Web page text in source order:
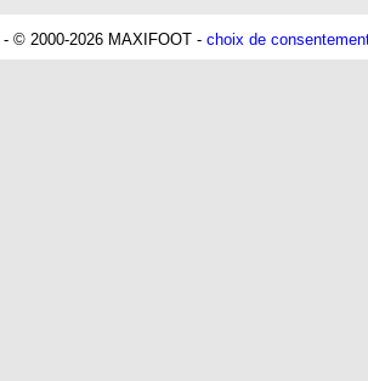
- © 2000-2026 MAXIFOOT - choix de